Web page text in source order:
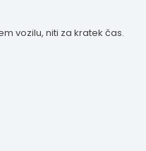
vozilu, niti za kratek čas.